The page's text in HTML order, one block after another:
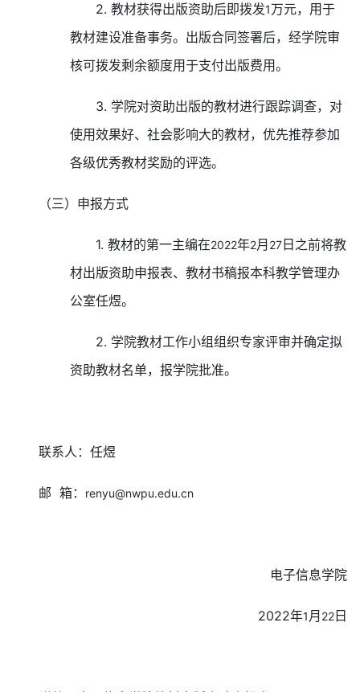
2. 教材获得出版资助后即拨发1万元，用于
教材建设准备事务。出版合同签署后，经学院审
核可拨发剩余额度用于支付出版费用。
3. 学院对资助出版的教材进行跟踪调查，对
使用效果好、社会影响大的教材，优先推荐参加
各级优秀教材奖励的评选。
（三）申报方式
1. 教材的第一主编在2022年2月 27 日之前将教
材出版资助申报表、教材书稿报本科教学管理办
公室任煜。
2. 学院教材工作小组组织专家评审并确定拟
资助教材名单，报学院批准。
联系人：任煜
邮 箱： renyu@nwpu.edu.cn
电子信息学院
2022年1月 22 日